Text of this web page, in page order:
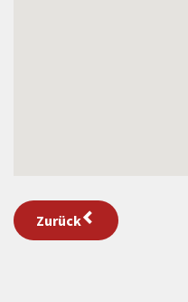
Zurück